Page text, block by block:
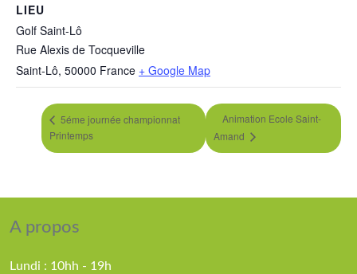
LIEU
Golf Saint-Lô
Rue Alexis de Tocqueville
Saint-Lô, 50000 France + Google Map
5éme journée championnat
Printemps
Animation Ecole Saint-
Amand
A propos
Lundi : 10hh - 19h